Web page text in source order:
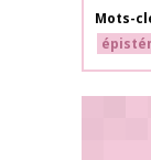
Mots-